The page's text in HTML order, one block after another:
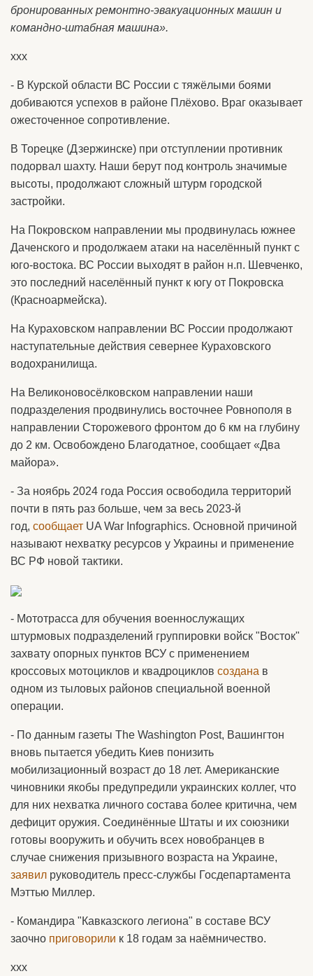
бронированных ремонтно-эвакуационных машин и
командно-штабная машина».
ххх
- В Курской области ВС России с тяжёлыми боями
добиваются успехов в районе Плёхово. Враг оказывает
ожесточенное сопротивление.
В Торецке (Дзержинске) при отступлении противник
подорвал шахту. Наши берут под контроль значимые
высоты, продолжают сложный штурм городской
застройки.
На Покровском направлении мы продвинулась южнее
Даченского и продолжаем атаки на населённый пункт с
юго-востока. ВС России выходят в район н.п. Шевченко,
это последний населённый пункт к югу от Покровска
(Красноармейска).
На Кураховском направлении ВС России продолжают
наступательные действия севернее Кураховского
водохранилища.
На Великоновосёлковском направлении наши
подразделения продвинулись восточнее Ровнополя в
направлении Сторожевого фронтом до 6 км на глубину
до 2 км. Освобождено Благодатное, сообщает «Два
майора».
- За ноябрь 2024 года Россия освободила территорий
почти в пять раз больше, чем за весь 2023-й
год, сообщает UA War Infographics. Основной причиной
называют нехватку ресурсов у Украины и применение
ВС РФ новой тактики.
- Мототрасса для обучения военнослужащих
штурмовых подразделений группировки войск "Восток"
захвату опорных пунктов ВСУ с применением
кроссовых мотоциклов и квадроциклов создана в
одном из тыловых районов специальной военной
операции.
- По данным газеты The Washington Post, Вашингтон
вновь пытается убедить Киев понизить
мобилизационный возраст до 18 лет. Американские
чиновники якобы предупредили украинских коллег, что
для них нехватка личного состава более критична, чем
дефицит оружия. Соединённые Штаты и их союзники
готовы вооружить и обучить всех новобранцев в
случае снижения призывного возраста на Украине,
заявил руководитель пресс-службы Госдепартамента
Мэттью Миллер.
- Командира "Кавказского легиона" в составе ВСУ
заочно приговорили к 18 годам за наёмничество.
ххх